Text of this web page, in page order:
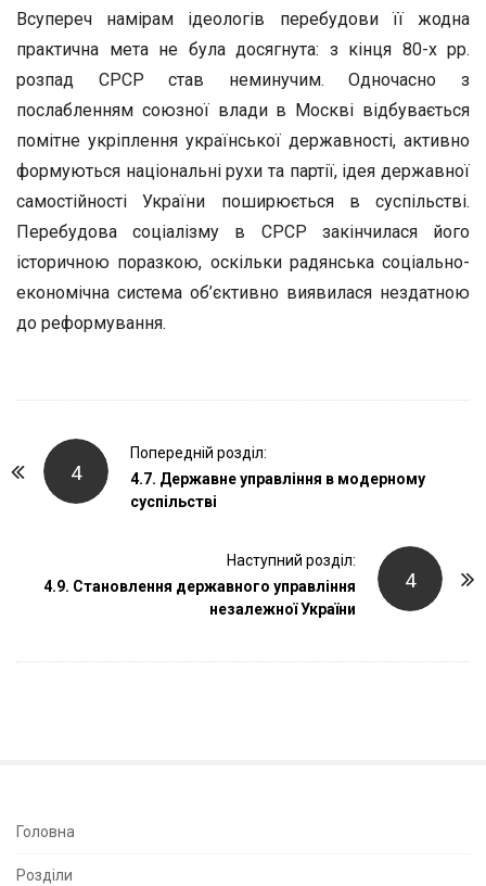
Всупереч намірам ідеологів перебудови її жодна
практична мета не була досягнута: з кінця 80-х рр.
розпад СРСР став неминучим. Одночасно з
послабленням союзної влади в Москві відбувається
помітне укріплення української державності, активно
формуються національні рухи та партії, ідея державної
самостійності України поширюється в суспільстві.
Перебудова соціалізму в СРСР закінчилася його
історичною поразкою, оскільки радянська соціально-
економічна система об’єктивно виявилася нездатною
до реформування.
4
Попередній розділ:
4.7. Державне управління в модерному
суспільстві
4
Наступний розділ:
4.9. Становлення державного управління
незалежної України
S
Головна
Розділи